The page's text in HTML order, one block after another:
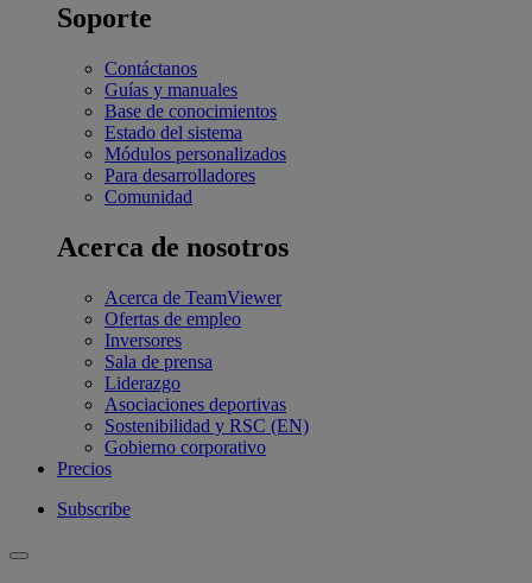
Soporte
Contáctanos
Guías y manuales
Base de conocimientos
Estado del sistema
Módulos personalizados
Para desarrolladores
Comunidad
Acerca de nosotros
Acerca de TeamViewer
Ofertas de empleo
Inversores
Sala de prensa
Liderazgo
Asociaciones deportivas
Sostenibilidad y RSC (EN)
Gobierno corporativo
Precios
Subscribe